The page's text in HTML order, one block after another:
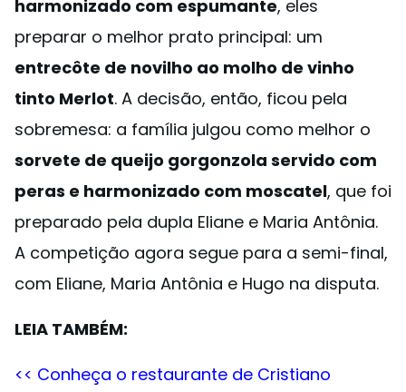
harmonizado com espumante, eles
preparar o melhor prato principal: um
entrecôte de novilho ao molho de vinho
tinto Merlot. A decisão, então, ficou pela
sobremesa: a família julgou como melhor o
sorvete de queijo gorgonzola servido com
peras e harmonizado com moscatel, que foi
preparado pela dupla Eliane e Maria Antônia.
A competição agora segue para a semi-final,
com Eliane, Maria Antônia e Hugo na disputa.
LEIA TAMBÉM:
<< Conheça o restaurante de Cristiano